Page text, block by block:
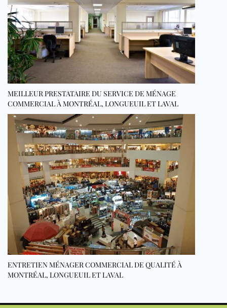
MEILLEUR PRESTATAIRE DU SERVICE DE MÉNAGE
COMMERCIAL À MONTRÉAL, LONGUEUIL ET LAVAL
ENTRETIEN MÉNAGER COMMERCIAL DE QUALITÉ À
MONTRÉAL, LONGUEUIL ET LAVAL